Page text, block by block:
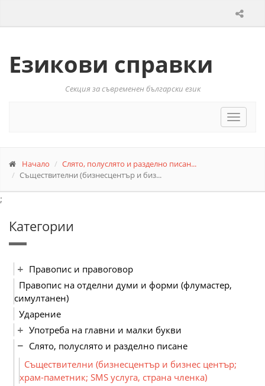
Езикови справки
Секция за съвременен български език
Toggle
Начало
Слято, полуслято и разделно писан...
Съществителни (бизнесцентър и биз...
;
Категории
Правопис и правоговор
Правопис на отделни думи и форми (флумастер,
симултанен)
Ударение
Употреба на главни и малки букви
Слято, полуслято и разделно писане
Съществителни (бизнесцентър и бизнес център;
храм-паметник; SMS услуга, страна членка)